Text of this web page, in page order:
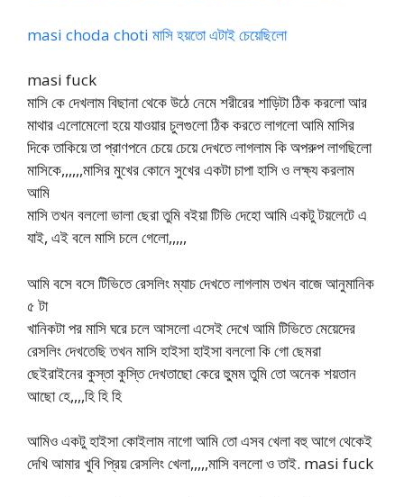
masi choda choti মাসি হয়তো এটাই চেয়েছিলো
masi fuck
মাসি কে দেখলাম বিছানা থেকে উঠে নেমে শরীরের শাড়িটা ঠিক করলো আর
মাথার এলোমেলো হয়ে যাওয়ার চুলগুলো ঠিক করতে লাগলো আমি মাসির
দিকে তাকিয়ে তা প্রাণপনে চেয়ে চেয়ে দেখতে লাগলাম কি অপরুপ লাগছিলো
মাসিকে,,,,,,মাসির মুখের কোনে সুখের একটা চাপা হাসি ও লক্ষ্য করলাম
আমি
মাসি তখন বললো ভালা ছেরা তুমি বইয়া টিভি দেহো আমি একটু টয়লেটে এ
যাই, এই বলে মাসি চলে গেলো,,,,,
আমি বসে বসে টিভিতে রেসলিং ম্যাচ দেখতে লাগলাম তখন বাজে আনুমানিক
৫ টা
খানিকটা পর মাসি ঘরে চলে আসলো এসেই দেখে আমি টিভিতে মেয়েদের
রেসলিং দেখতেছি তখন মাসি হাইসা হাইসা বললো কি গো ছেমরা
ছেইরাইনের কুস্তা কুস্তি দেখতাছো কেরে হুুমম তুমি তো অনেক শয়তান
আছো হে,,,,হি হি হি
আমিও একটু হাইসা কোইলাম নাগো আমি তো এসব খেলা বহু আগে থেকেই
দেখি আমার খুবি প্রিয় রেসলিং খেলা,,,,,মাসি বললো ও তাই. masi fuck